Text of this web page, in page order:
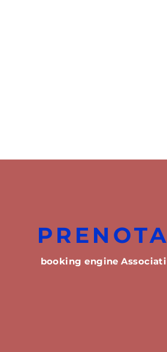
PRENOTA
booking engine Associati